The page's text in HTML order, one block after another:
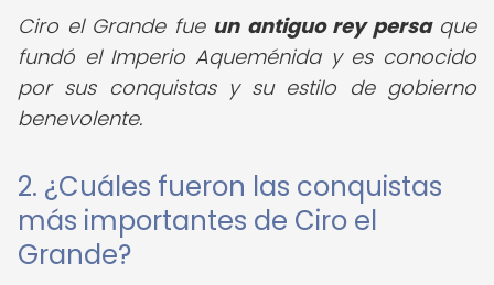
Ciro el Grande fue un antiguo rey persaque
fundó el Imperio Aqueménida y es conocido
por sus conquistas y su estilo de gobierno
benevolente.
2. ¿Cuáles fueron las conquistas
más importantes de Ciro el
Grande?